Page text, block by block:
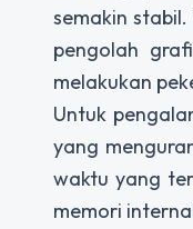
semakin
pengolah
melakukan
Untuk
yang
waktu yang
memori